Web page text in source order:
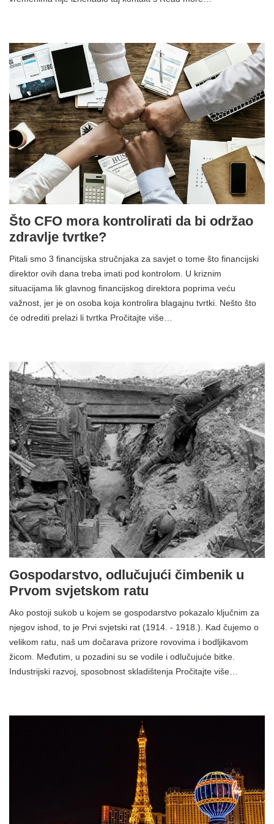
Što CFO mora kontrolirati da bi održao
zdravlje tvrtke?
Pitali smo 3 financijska stručnjaka za savjet o tome što financijski
direktor ovih dana treba imati pod kontrolom. U kriznim
situacijama lik glavnog financijskog direktora poprima veću
važnost, jer je on osoba koja kontrolira blagajnu tvrtki. Nešto što
će odrediti prelazi li tvrtka Pročitajte više…
Gospodarstvo, odlučujući čimbenik u
Prvom svjetskom ratu
Ako postoji sukob u kojem se gospodarstvo pokazalo ključnim za
njegov ishod, to je Prvi svjetski rat (1914. - 1918.). Kad čujemo o
velikom ratu, naš um dočarava prizore rovovima i bodljikavom
žicom. Međutim, u pozadini su se vodile i odlučujuće bitke.
Industrijski razvoj, sposobnost skladištenja Pročitajte više…